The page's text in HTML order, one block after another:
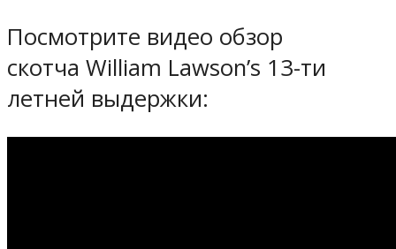
Посмотрите видео обзор
скотча William Lawson’s 13-ти
летней выдержки: